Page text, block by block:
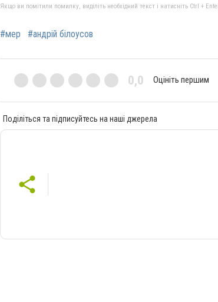
Якщо ви помітили помилку, виділіть необхідний текст і натисніть Ctrl +
#мер #андрій білоусов
0,0 Оцініть першим
Поділіться та підписуйтесь на наші джерела